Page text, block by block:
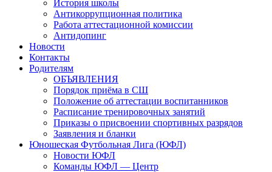
История школы
Антикоррупционная политика
Работа аттестационной комиссии
Антидопинг
Новости
Контакты
Родителям
ОБЪЯВЛЕНИЯ
Порядок приёма в СШ
Положение об аттестации воспитанников
Расписание тренировочных занятий
Приказы о присвоении спортивных разрядов
Заявления и бланки
Юношеская Футбольная Лига (ЮФЛ)
Новости ЮФЛ
Команды ЮФЛ — Центр